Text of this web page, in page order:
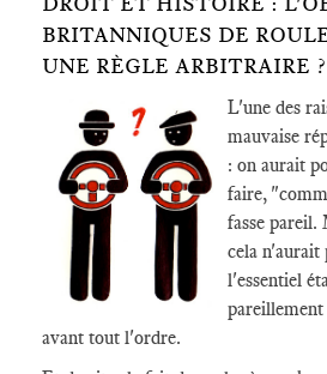
BRITANNIQUES DE
UNE RÈGLE ARBITRAIRE ?
L'une des
mauvaise
: on aurait
faire,
fasse pareil.
cela n'aurait
l'essentiel
avant tout l'ordre.